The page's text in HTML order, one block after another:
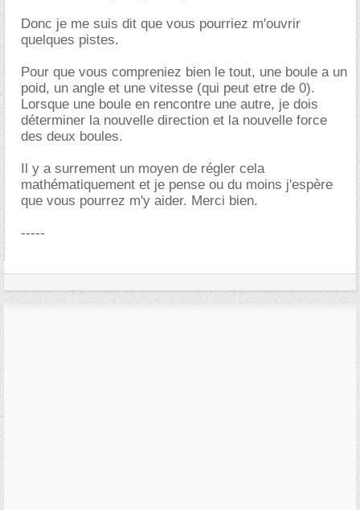
Donc je me suis dit que vous pourriez m'ouvrir
quelques pistes.
Pour que vous compreniez bien le tout, une boule a un
poid, un angle et une vitesse (qui peut etre de 0).
Lorsque une boule en rencontre une autre, je dois
déterminer la nouvelle direction et la nouvelle force
des deux boules.
Il y a surrement un moyen de régler cela
mathématiquement et je pense ou du moins j'espère
que vous pourrez m'y aider. Merci bien.
-----